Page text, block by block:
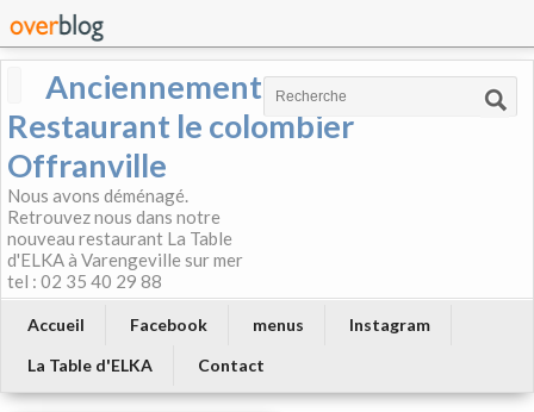
Anciennement
Restaurant le colombier
Offranville
Nous avons déménagé.
Retrouvez nous dans notre
nouveau restaurant La Table
d'ELKA à Varengeville sur mer
tel : 02 35 40 29 88
Accueil Facebook menus
Instagram
La Table d'ELKA
Contact